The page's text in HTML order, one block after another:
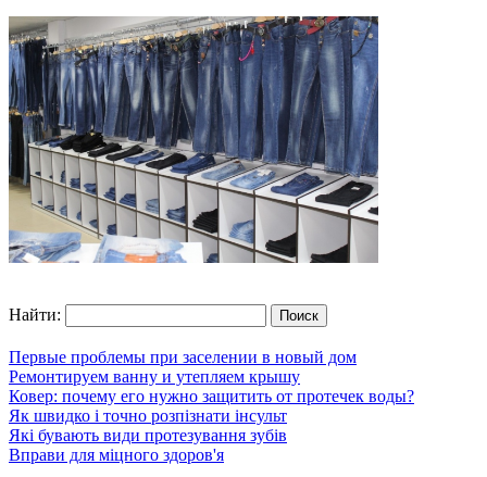
Найти:
Первые проблемы при заселении в новый дом
Ремонтируем ванну и утепляем крышу
Ковер: почему его нужно защитить от протечек воды?
Як швидко і точно розпізнати інсульт
Які бувають види протезування зубів
Вправи для міцного здоров'я